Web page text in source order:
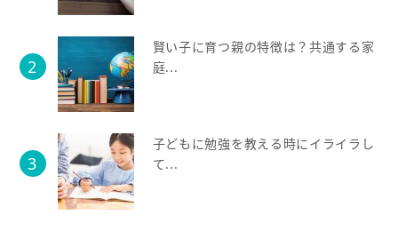
賢い子に育つ親の特徴は？共通する家
庭...
子どもに勉強を教える時にイライラし
て...